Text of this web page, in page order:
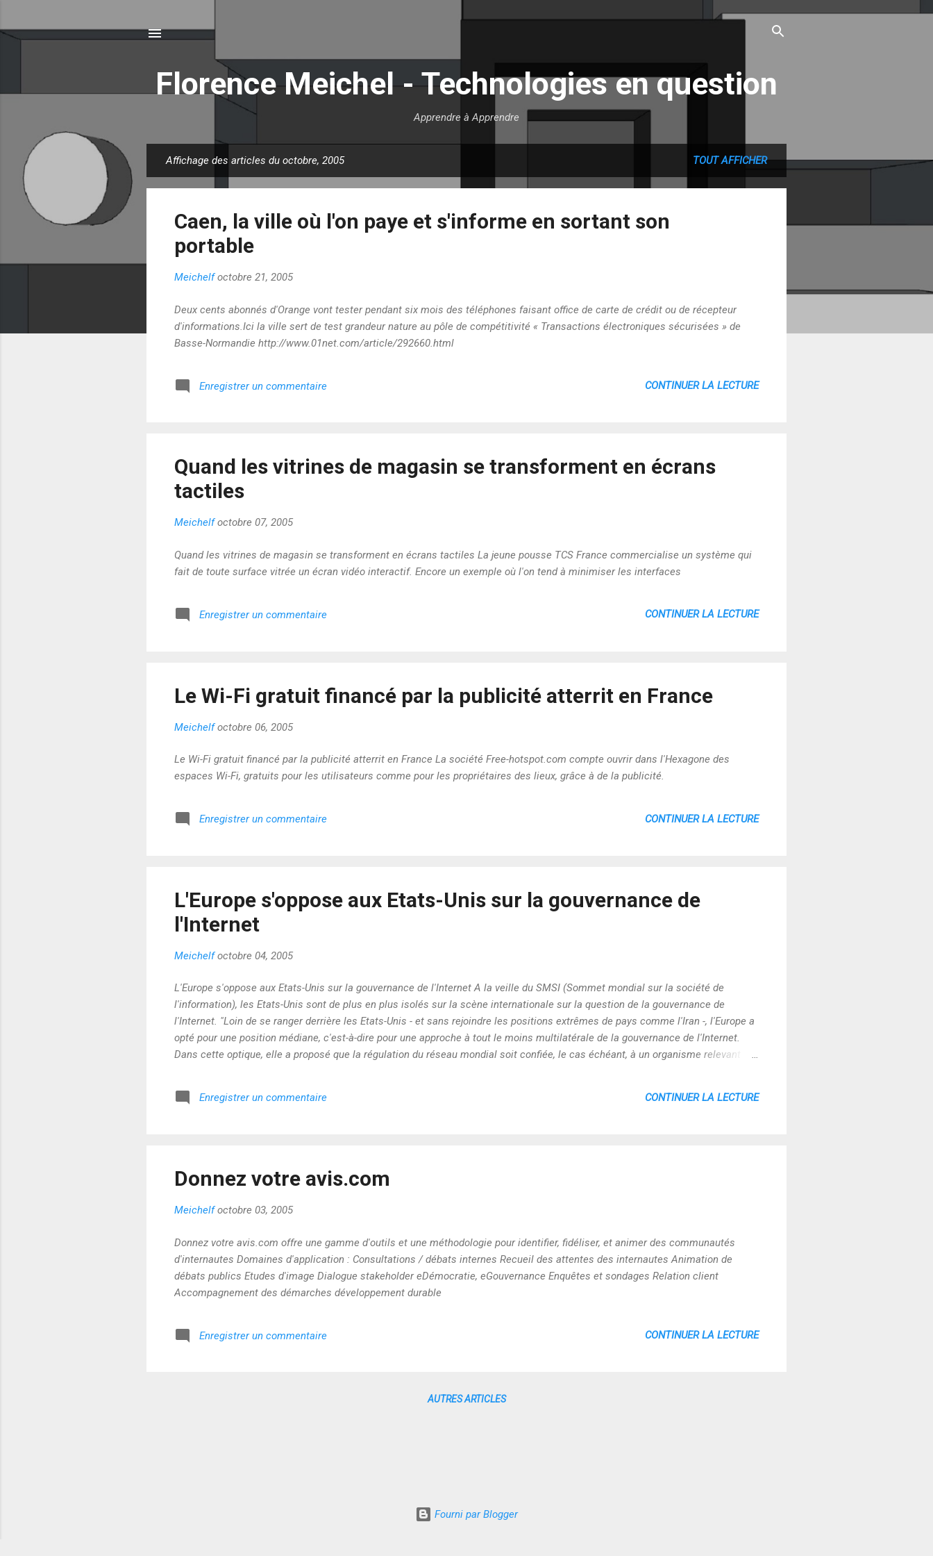
Accéder au contenu principal
Florence Meichel - Technologies en question
Apprendre à Apprendre
r
Affichage des articles du octobre, 2005 TOUT AFFICHER
Caen, la ville où l'on paye et s'informe en sortant son
portable
Meichelf octobre 21, 2005
Deux cents abonnés d'Orange vont tester pendant six mois des téléphones faisant office de carte de crédit ou de récepteur
d'informations.Ici la ville sert de test grandeur nature au pôle de compétitivité « Transactions électroniques sécurisées » de
Basse-Normandie http://www.01net.com/article/292660.html
Enregistrer un commentaire CONTINUER LA LECTURE
Quand les vitrines de magasin se transforment en écrans
tactiles
Meichelf octobre 07, 2005
Quand les vitrines de magasin se transforment en écrans tactiles La jeune pousse TCS France commercialise un système qui
fait de toute surface vitrée un écran vidéo interactif. Encore un exemple où l'on tend à minimiser les interfaces
Enregistrer un commentaire CONTINUER LA LECTURE
Le Wi-Fi gratuit financé par la publicité atterrit en France
Meichelf octobre 06, 2005
Le Wi-Fi gratuit financé par la publicité atterrit en France La société Free-hotspot.com compte ouvrir dans l'Hexagone des
espaces Wi-Fi, gratuits pour les utilisateurs comme pour les propriétaires des lieux, grâce à de la publicité.
Enregistrer un commentaire CONTINUER LA LECTURE
L'Europe s'oppose aux Etats-Unis sur la gouvernance de
l'Internet
Meichelf octobre 04, 2005
L'Europe s'oppose aux Etats-Unis sur la gouvernance de l'Internet A la veille du SMSI (Sommet mondial sur la société de
l'information), les Etats-Unis sont de plus en plus isolés sur la scène internationale sur la question de la gouvernance de
l'Internet. "Loin de se ranger derrière les Etats-Unis - et sans rejoindre les positions extrêmes de pays comme l'Iran -, l'Europe a
opté pour une position médiane, c'est-à-dire pour une approche à tout le moins multilatérale de la gouvernance de l'Internet.
Dans cette optique, elle a proposé que la régulation du réseau mondial soit confiée, le cas échéant, à un organisme relevant
l'hégémonie de l'ICANN (Internet Corporation for Assigned Names and Numbers), l'organisme qui, depuis des années,
chapeaute pour le compte de la communauté internationale la gestio...
Enregistrer un commentaire CONTINUER LA LECTURE
Donnez votre avis.com
Meichelf octobre 03, 2005
Donnez votre avis.com offre une gamme d'outils et une méthodologie pour identifier, fidéliser, et animer des communautés
d'internautes Domaines d'application : Consultations / débats internes Recueil des attentes des internautes Animation de
débats publics Etudes d'image Dialogue stakeholder eDémocratie, eGouvernance Enquêtes et sondages Relation client
Accompagnement des démarches développement durable
Enregistrer un commentaire CONTINUER LA LECTURE
AUTRES ARTICLES
Fourni par Blogger